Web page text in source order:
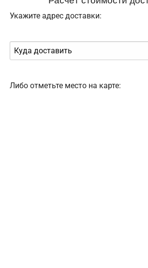
Укажите адрес доставки:
Либо отметьте место на карте: